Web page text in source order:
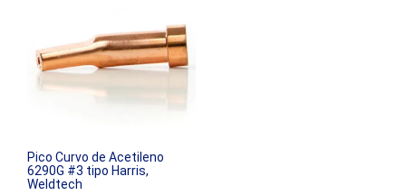
Pico Curvo de Acetileno
6290G #3 tipo Harris,
Weldtech